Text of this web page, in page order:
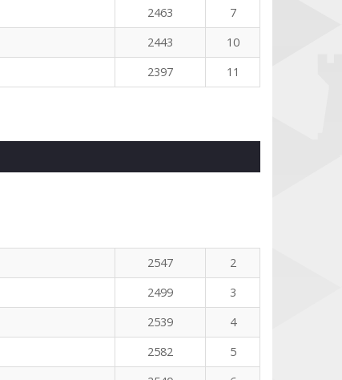
2463
7
2443
10
2397 11
2547
2
2499
3
2539
4
2582
5